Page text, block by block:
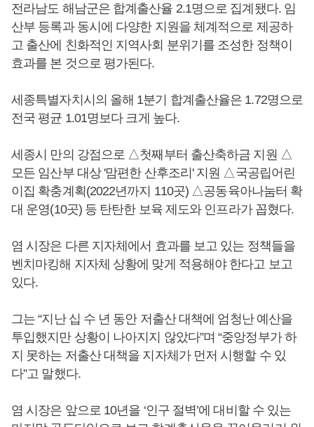
전라남도 해남군은 합계출산율 2.1명으로 집계됐다. 임
산부 등록과 동시에 다양한 지원을 체계적으로 제공하
고 출산에 친화적인 지역사회 분위기를 조성한 정책이
효과를 본 것으로 평가된다.
세종특별자치시의 올해 1분기 합계출산율은 1.72명으로
전국 평균 1.01명보다 크게 높다.
세종시 만의 강점으로 △첫째부터 출산축하금 지원 △
모든 임산부 대상 '맘편한 산후조리' 지원 △국공립어린
이집 확충계획(2022년까지 110곳) △공동육아나눔터 확
대 운영(10곳) 등 탄탄한 보육 제도와 인프라가 꼽혔다.
염 시장은 다른 지자체에서 효과를 보고 있는 정책들을
벤치마킹해 지자체 상황에 맞게 적용해야 한다고 보고
있다.
그는 “지난 십 수 년 동안 저출산 대책에 엄청난 예산을
투입했지만 상황이 나아지지 않았다”며 “중앙정부가 하
지 못하는 저출산 대책을 지자체가 먼저 시행할 수 있
다”고 말했다.
염 시장은 앞으로 10년을 ‘인구 절벽’에 대비할 수 있는